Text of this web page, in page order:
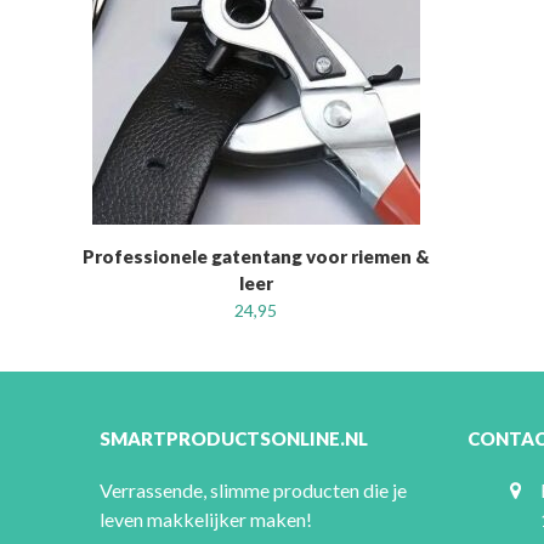
Professionele gatentang voor riemen &
leer
24,95
SMARTPRODUCTSONLINE.NL
Verrassende, slimme producten die je
leven makkelijker maken!